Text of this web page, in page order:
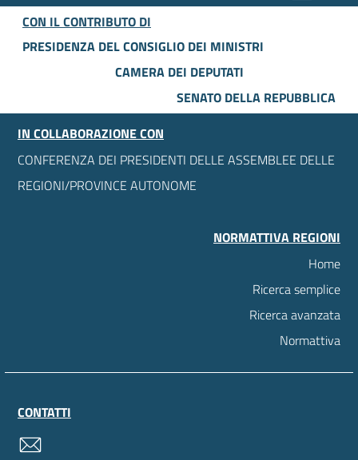
CON IL CONTRIBUTO DI
PRESIDENZA DEL CONSIGLIO DEI MINISTRI
CAMERA DEI DEPUTATI
SENATO DELLA REPUBBLICA
IN COLLABORAZIONE CON
CONFERENZA DEI PRESIDENTI DELLE ASSEMBLEE DELLE
REGIONI/PROVINCE AUTONOME
NORMATTIVA REGIONI
Home
Ricerca semplice
Ricerca avanzata
Normattiva
CONTATTI